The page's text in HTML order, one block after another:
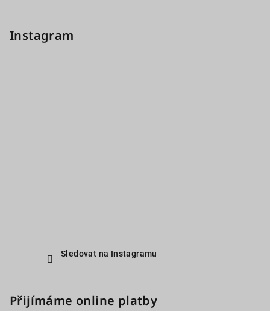
Instagram
Sledovat na Instagramu
Přijímáme online platby